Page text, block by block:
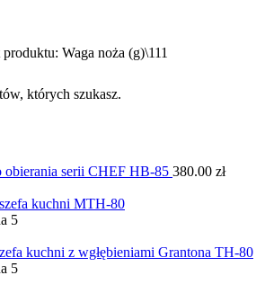
Waga noża (g)\111
których szukasz.
HB-85 380.00 zł
MTH-80
5
TH-80
5